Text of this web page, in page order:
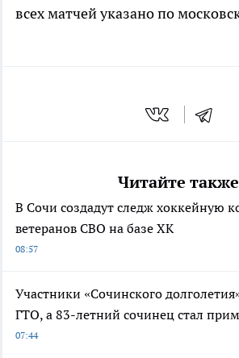
всех матчей указано по
Читайте
В Сочи создадут следж хоккейную
ветеранов СВО на базе ХК
08:57
Участники «Сочинского
ГТО, а 83-летний сочинец стал
07:44